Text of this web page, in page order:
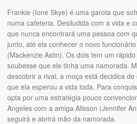
Frankie (Ione Skye) é uma garota que
numa cafeteria. Desiludida com a vida e
que nunca encontrará uma pessoa com
junto, até ela conhecer o novo
(Mackenzie Astin). Os dois tem um
soubesse que ele tinha uma namorada.
descobrir a rival, a moça está decidica
que ela esperou a vida toda. Para
opta por uma estratégia pouco
Angeles com a amiga Alisson (Jennifer
seguirá e abrirá mão da namorada.